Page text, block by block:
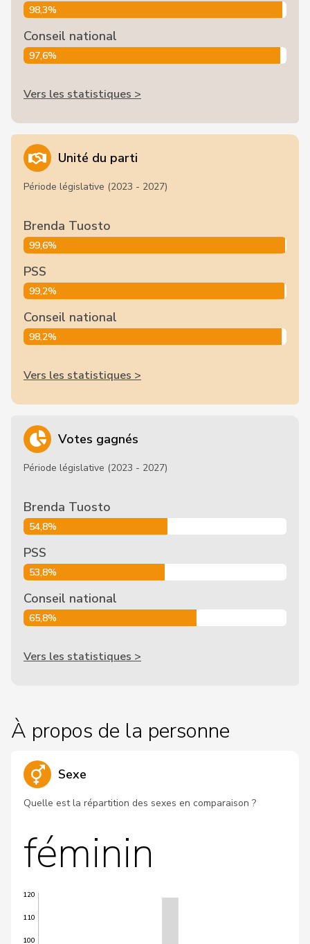
98,3%
Conseil national
97,6%
Vers les statistiques >
Unité du parti
Période législative (2023 - 2027)
Brenda Tuosto
99,6%
PSS
99,2%
Conseil national
98,2%
Vers les statistiques >
Votes gagnés
Période législative (2023 - 2027)
Brenda Tuosto
54,8%
PSS
53,8%
Conseil national
65,8%
Vers les statistiques >
À propos de la personne
Sexe
Quelle est la répartition des sexes en comparaison ?
féminin
100
110
120